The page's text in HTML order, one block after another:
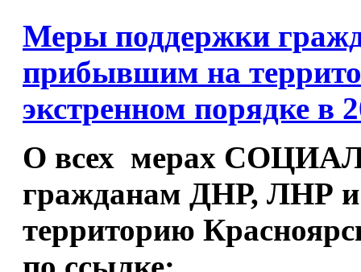
Меры поддержки
прибывшим на
экстренном порядке в
О всех мерах
гражданам ДНР, ЛНР
территорию